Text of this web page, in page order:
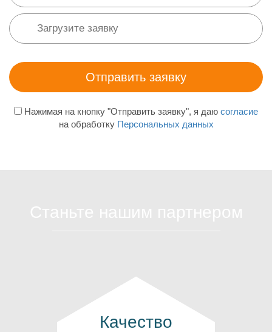
Нажимая на кнопку "Отправить заявку", я даю согласие
на обработку Персональных данных
Качество